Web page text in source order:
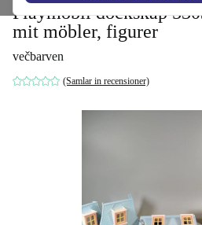
Playmobil dockskåp
mit möbler, figurer
večbarven
(Samlar in recensioner)